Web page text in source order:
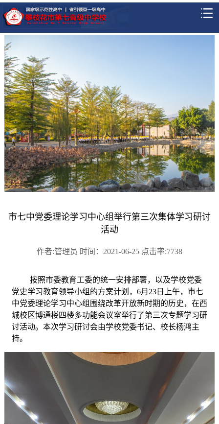
市七中党委理论学习中心组举行第三次集体学习研讨
活动
作者:管理员 时间：2021-06-25 点击率:7738
按照市委教育工委的统一安排部署，以及学校党委
党史学习教育领导小组的方案计划， 6月23日上午，市七
中党委理论学习中心组围绕改革开放新时期的历史，在西
城校区博通楼四楼多功能会议室举行了第三次专题学习研
讨活动。本次学习研讨会由学校党委书记、校长杨鸿主
持。